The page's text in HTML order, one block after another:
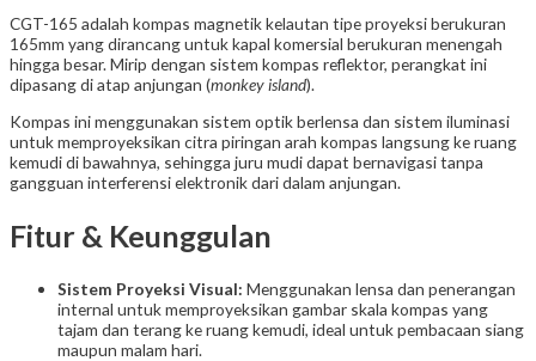
CGT-165 adalah kompas magnetik kelautan tipe proyeksi berukuran
165mm yang dirancang untuk kapal komersial berukuran menengah
hingga besar. Mirip dengan sistem kompas reflektor, perangkat ini
dipasang di atap anjungan (monkey island).
Kompas ini menggunakan sistem optik berlensa dan sistem iluminasi
untuk memproyeksikan citra piringan arah kompas langsung ke ruang
kemudi di bawahnya, sehingga juru mudi dapat bernavigasi tanpa
gangguan interferensi elektronik dari dalam anjungan.
Fitur & Keunggulan
Sistem Proyeksi Visual: Menggunakan lensa dan penerangan
internal untuk memproyeksikan gambar skala kompas yang
tajam dan terang ke ruang kemudi, ideal untuk pembacaan siang
maupun malam hari.